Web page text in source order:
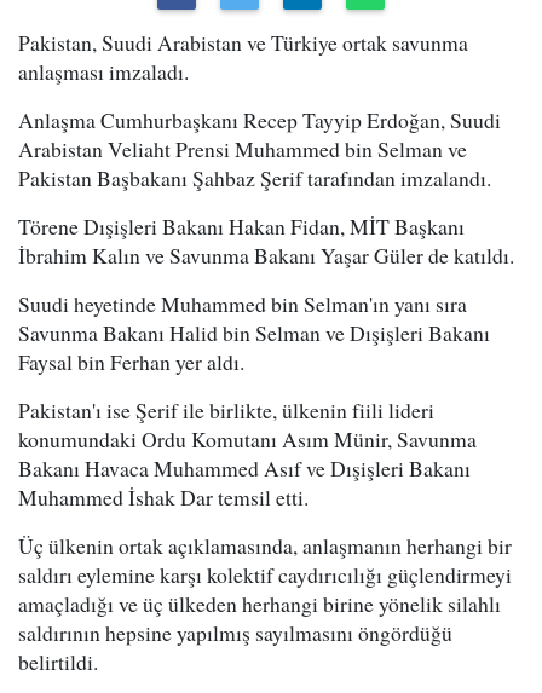
Pakistan, Suudi Arabistan ve Türkiye ortak savunma
anlaşması imzaladı.
Anlaşma Cumhurbaşkanı Recep Tayyip Erdoğan, Suudi
Arabistan Veliaht Prensi Muhammed bin Selman ve
Pakistan Başbakanı Şahbaz Şerif tarafından imzalandı.
Törene Dışişleri Bakanı Hakan Fidan, MİT Başkanı
İbrahim Kalın ve Savunma Bakanı Yaşar Güler de katıldı.
Suudi heyetinde Muhammed bin Selman'ın yanı sıra
Savunma Bakanı Halid bin Selman ve Dışişleri Bakanı
Faysal bin Ferhan yer aldı.
Pakistan'ı ise Şerif ile birlikte, ülkenin fiili lideri
konumundaki Ordu Komutanı Asım Münir, Savunma
Bakanı Havaca Muhammed Asıf ve Dışişleri Bakanı
Muhammed İshak Dar temsil etti.
Üç ülkenin ortak açıklamasında, anlaşmanın herhangi bir
saldırı eylemine karşı kolektif caydırıcılığı güçlendirmeyi
amaçladığı ve üç ülkeden herhangi birine yönelik silahlı
saldırının hepsine yapılmış sayılmasını öngördüğü
belirtildi.